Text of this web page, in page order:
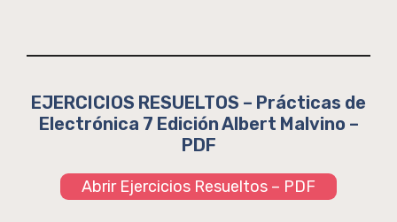
EJERCICIOS RESUELTOS – Prácticas de
Electrónica 7 Edición Albert Malvino –
PDF
Abrir Ejercicios Resueltos – PDF